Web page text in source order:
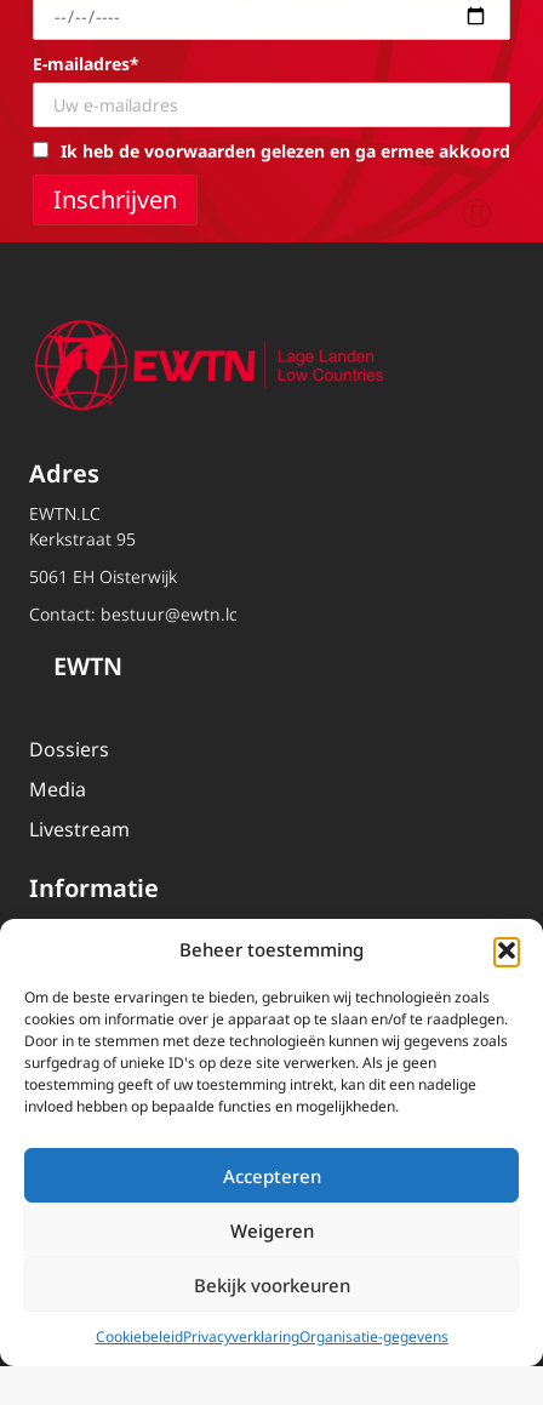
Beheer toestemming
Om de beste ervaringen te bieden, gebruiken wij technologieën zoals
cookies om informatie over je apparaat op te slaan en/of te raadplegen.
Door in te stemmen met deze technologieën kunnen wij gegevens zoals
surfgedrag of unieke ID's op deze site verwerken. Als je geen
toestemming geeft of uw toestemming intrekt, kan dit een nadelige
invloed hebben op bepaalde functies en mogelijkheden.
Accepteren
Weigeren
Bekijk voorkeuren
CookiebeleidPrivacyverklaringOrganisatie-gegevens
E-mailadres*
Ik heb de voorwaarden gelezen en ga ermee akkoord
Adres
EWTN.LC
Kerkstraat 95
5061 EH Oisterwijk
Contact: bestuur@ewtn.lc
EWTN
Dossiers
Media
Livestream
Informatie
Over EWTN
Geschiedenis
EWTN-Team
Organisatiegegevens
EWTN wordt uitsluitend gefinancierd door uw donaties.
Wij ontvangen bewust geen advertentie-inkomsten of
kerkelijke financiele ondersteuning.